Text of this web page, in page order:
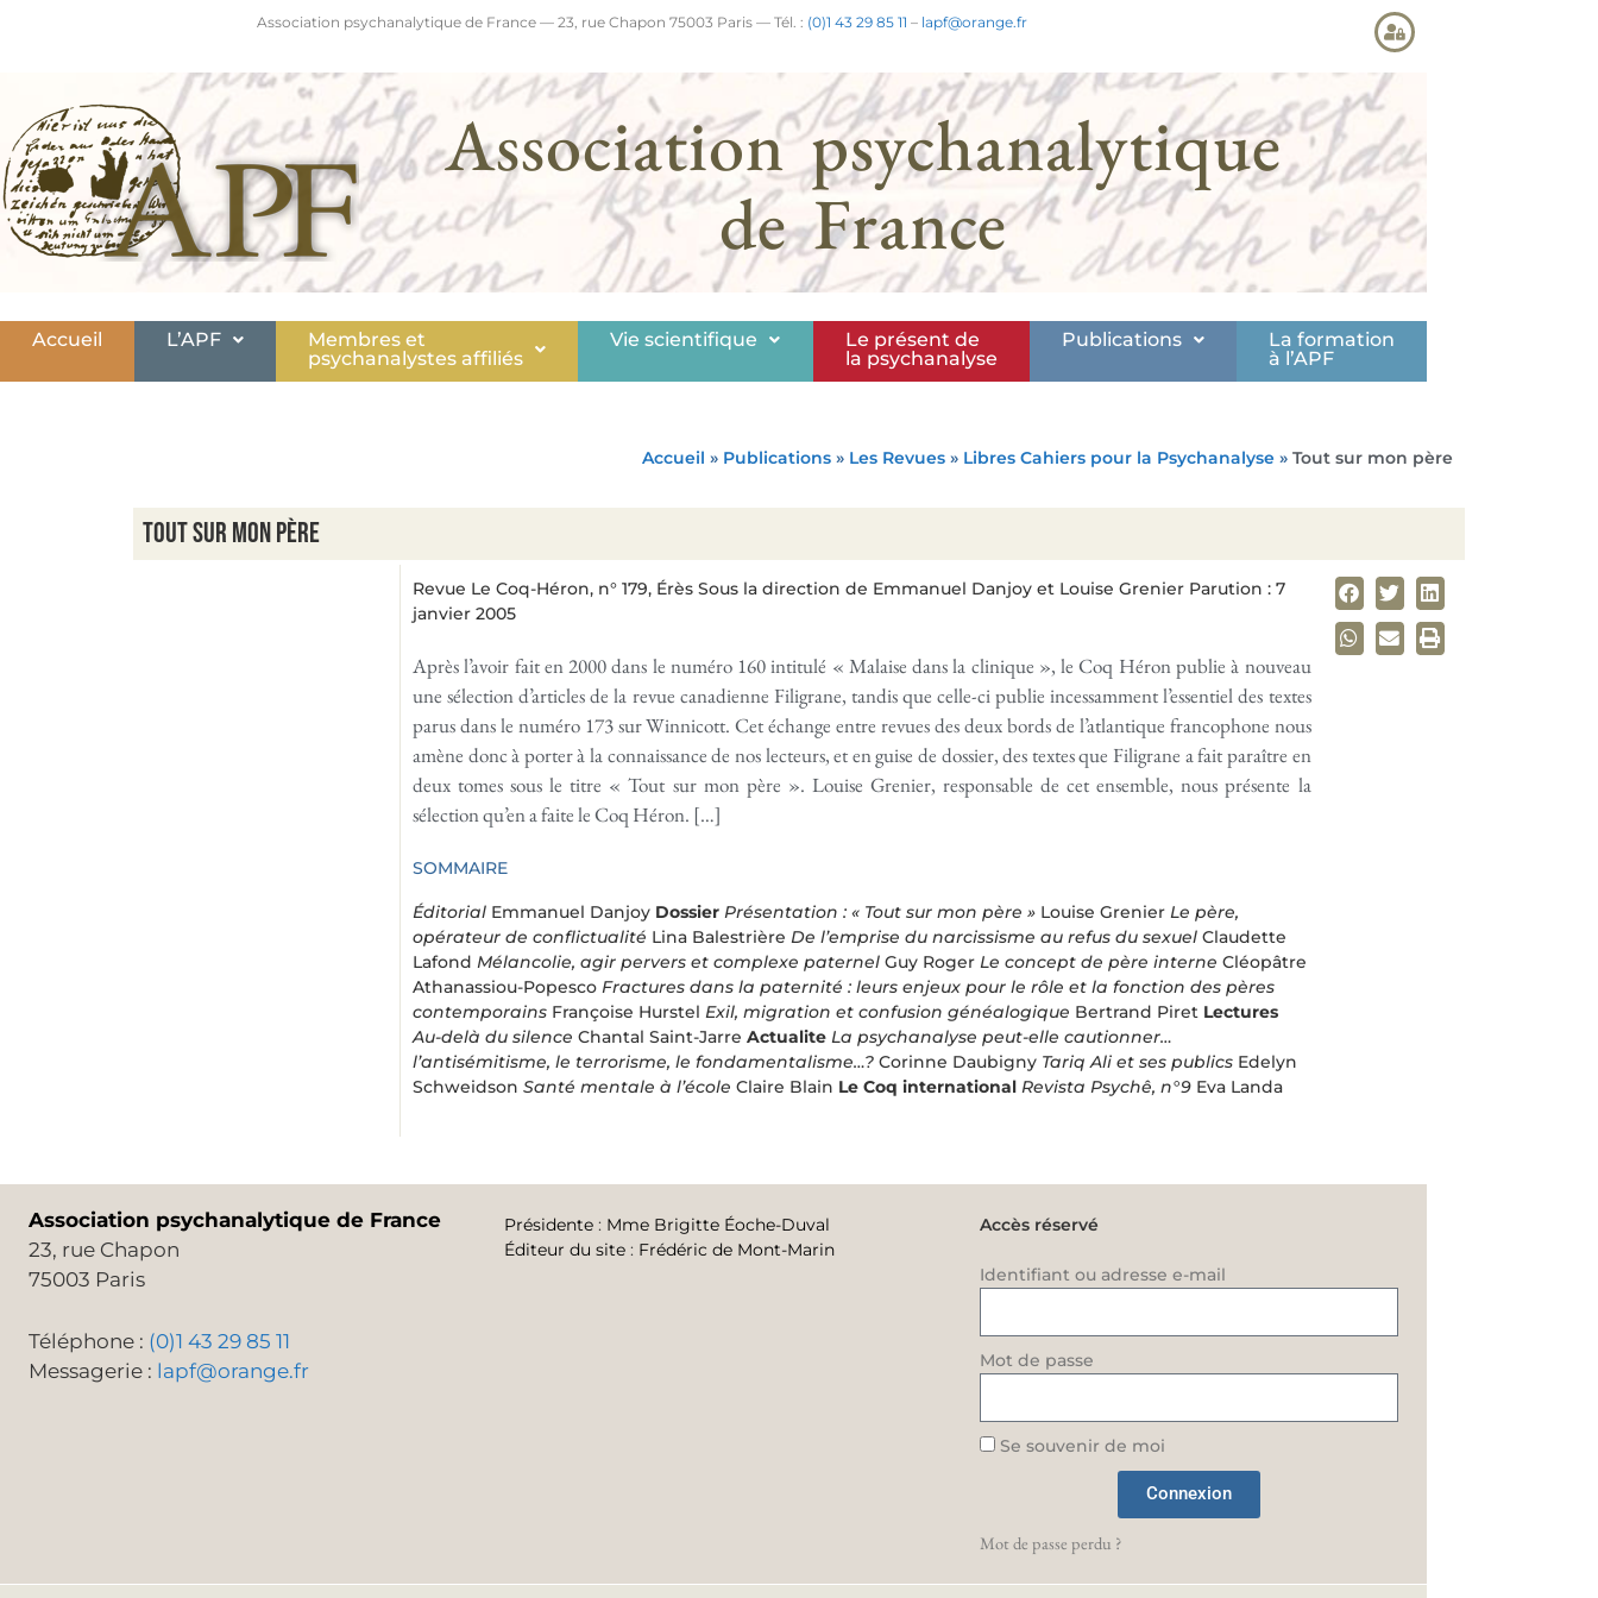
Association psychanalytique de France — 23, rue Chapon 75003 Paris — Tél. : (0)1 43 29 85 11 – lapf@orange.fr
Association psychanalytique
de France
Accueil L’APF
Membres et
psychanalystes affiliés
Vie scientifique
Le présent de
la psychanalyse
Publications
La formation
à l’APF
Accueil » Publications » Les Revues » Libres Cahiers pour la Psychanalyse » Tout sur mon père
Tout sur mon père
Revue Le Coq-Héron, n° 179, Érès Sous la direction de Emmanuel Danjoy et Louise Grenier Parution : 7
janvier 2005
Après l’avoir fait en 2000 dans le numéro 160 intitulé « Malaise dans la clinique », le Coq Héron publie à nouveau
une sélection d’articles de la revue canadienne Filigrane, tandis que celle-ci publie incessamment l’essentiel des textes
parus dans le numéro 173 sur Winnicott. Cet échange entre revues des deux bords de l’atlantique francophone nous
amène donc à porter à la connaissance de nos lecteurs, et en guise de dossier, des textes que Filigrane a fait paraître en
deux tomes sous le titre « Tout sur mon père ». Louise Grenier, responsable de cet ensemble, nous présente la
sélection qu’en a faite le Coq Héron. […]
SOMMAIRE
Éditorial Emmanuel Danjoy Dossier Présentation : « Tout sur mon père » Louise Grenier Le père,
opérateur de conflictualité Lina Balestrière De l’emprise du narcissisme au refus du sexuel Claudette
Lafond Mélancolie, agir pervers et complexe paternel Guy Roger Le concept de père interne Cléopâtre
Athanassiou-Popesco Fractures dans la paternité : leurs enjeux pour le rôle et la fonction des pères
contemporains Françoise Hurstel Exil, migration et confusion généalogique Bertrand Piret Lectures
Au-delà du silence Chantal Saint-Jarre Actualite La psychanalyse peut-elle cautionner…
l’antisémitisme, le terrorisme, le fondamentalisme…? Corinne Daubigny Tariq Ali et ses publics Edelyn
Schweidson Santé mentale à l’école Claire Blain Le Coq international Revista Psychê, n°9 Eva Landa
Association psychanalytique de France
23, rue Chapon
75003 Paris
Téléphone : (0)1 43 29 85 11
Messagerie : lapf@orange.fr
Présidente: Mme Brigitte Éoche-Duval
Éditeur du site: Frédéric de Mont-Marin
Accès réservé
Identifiant ou adresse e-mail
Mot de passe
Se souvenir de moi
Connexion
Mot de passe perdu ?